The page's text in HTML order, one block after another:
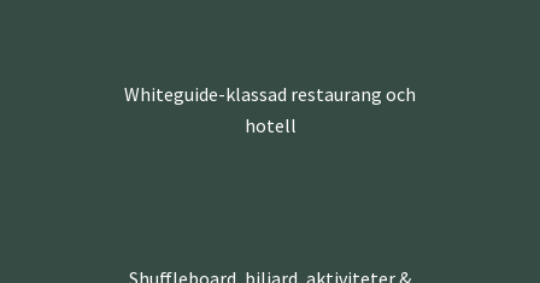
Whiteguide-klassad restaurang och
hotell
Shuffleboard, biljard, aktiviteter &